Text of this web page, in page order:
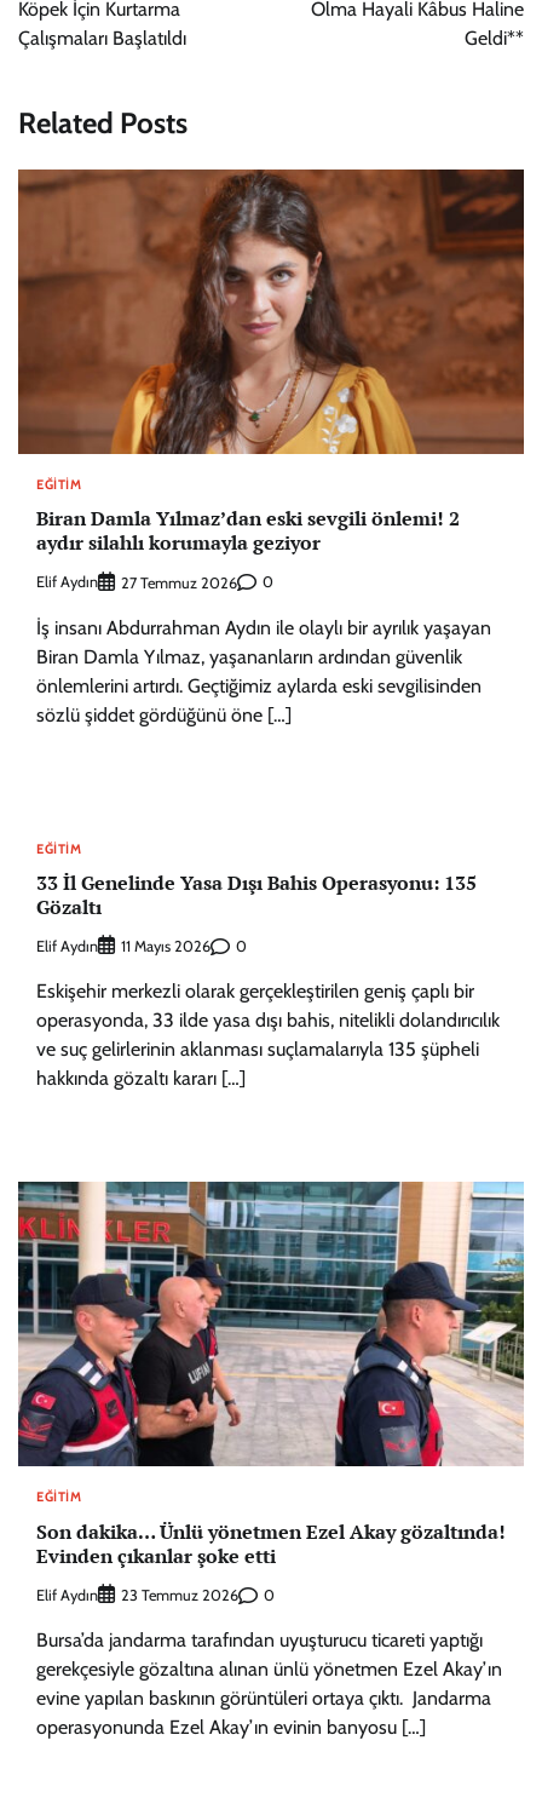
Köpek İçin Kurtarma
Çalışmaları Başlatıldı
Olma Hayali Kâbus Haline
Geldi**
Related Posts
EĞITIM
Biran Damla Yılmaz’dan eski sevgili önlemi! 2
aydır silahlı korumayla geziyor
Elif Aydın 27 Temmuz 2026 0
İş insanı Abdurrahman Aydın ile olaylı bir ayrılık yaşayan
Biran Damla Yılmaz, yaşananların ardından güvenlik
önlemlerini artırdı. Geçtiğimiz aylarda eski sevgilisinden
sözlü şiddet gördüğünü öne […]
EĞITIM
33 İl Genelinde Yasa Dışı Bahis Operasyonu: 135
Gözaltı
Elif Aydın 11 Mayıs 2026 0
Eskişehir merkezli olarak gerçekleştirilen geniş çaplı bir
operasyonda, 33 ilde yasa dışı bahis, nitelikli dolandırıcılık
ve suç gelirlerinin aklanması suçlamalarıyla 135 şüpheli
hakkında gözaltı kararı […]
EĞITIM
Son dakika… Ünlü yönetmen Ezel Akay gözaltında!
Evinden çıkanlar şoke etti
Elif Aydın 23 Temmuz 2026 0
Bursa’da jandarma tarafından uyuşturucu ticareti yaptığı
gerekçesiyle gözaltına alınan ünlü yönetmen Ezel Akay’ın
evine yapılan baskının görüntüleri ortaya çıktı. Jandarma
operasyonunda Ezel Akay’ın evinin banyosu […]